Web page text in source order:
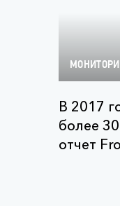
В 2017
более
отчет